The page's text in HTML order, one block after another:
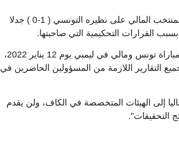
وخلفت هذه المباراة التي انتهت بفوز المنتخب المالي على نظيره التونسي ( 1-0 ) جدلا
القرارات التحكيمية التي صاحبتها.
وقالت الـ”كاف” في بيانها “فيما يتعلق بمباراة تونس ومالي في ليمبي يوم 12 يناير 2022،
التقارير اللازمة من المسؤولين الحاضرين في
إلى الهيئات المتخصصة في الكاف، ولن يقدم
التحقيقات”.